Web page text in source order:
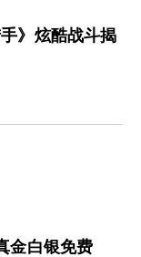
》炫酷战斗揭
金白银免费